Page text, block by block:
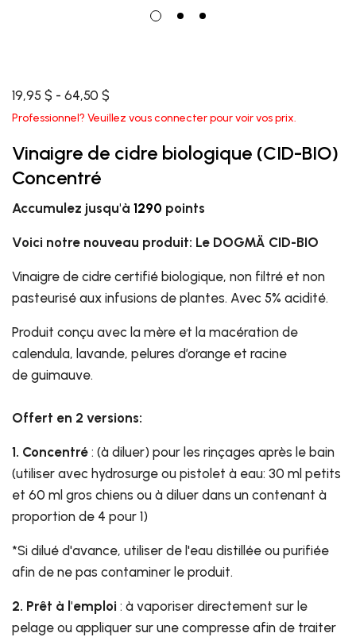
19,95 $ - 64,50 $
Professionnel? Veuillez vous connecter pour voir vos prix.
Vinaigre de cidre biologique (CID-BIO)
Concentré
Accumulez jusqu'à 1290 points
Voici notre nouveau produit: Le DOGMÄ CID-BIO
Vinaigre de cidre certifié biologique, non filtré et non
pasteurisé aux infusions de plantes. Avec 5% acidité.
Produit conçu avec la mère et la macération de
calendula, lavande, pelures d’orange et racine
de guimauve.
Offert en 2 versions:
1. Concentré : (à diluer) pour les rinçages après le bain
(utiliser avec hydrosurge ou pistolet à eau: 30 ml petits
et 60 ml gros chiens ou à diluer dans un contenant à
proportion de 4 pour 1)
*Si dilué d'avance, utiliser de l'eau distillée ou purifiée
afin de ne pas contaminer le produit.
2. Prêt à l'emploi : à vaporiser directement sur le
pelage ou appliquer sur une compresse afin de traiter